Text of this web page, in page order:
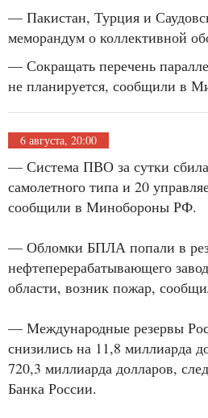
— Пакистан, Турция и
меморандум о коллективной
— Сокращать перечень
не планируется, сообщили в
6 августа, 20:00
— Система ПВО за сутки
самолетного типа и 20
сообщили в Минобороны РФ.
— Обломки БПЛА попали в
нефтеперерабатывающего
области, возник пожар,
— Международные резервы
снизились на 11,8 миллиарда
720,3 миллиарда долларов,
Банка России.